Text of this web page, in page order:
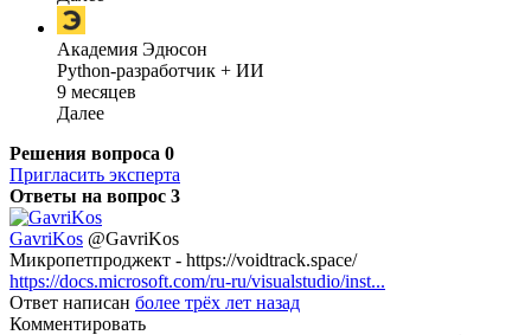
Академия Эдюсон
Python-разработчик + ИИ
9 месяцев
Далее
Решения вопроса 0
Пригласить эксперта
Ответы на вопрос 3
GavriKos @GavriKos
Микропетпроджект - https://voidtrack.space/
https://docs.microsoft.com/ru-ru/visualstudio/inst...
Ответ написан более трёх лет назад
Комментировать